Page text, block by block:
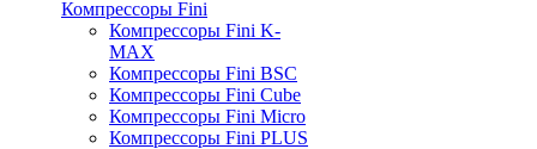
Компрессоры Fini
Компрессоры Fini K-
MAX
Компрессоры Fini BSC
Компрессоры Fini Cube
Компрессоры Fini Micro
Компрессоры Fini PLUS